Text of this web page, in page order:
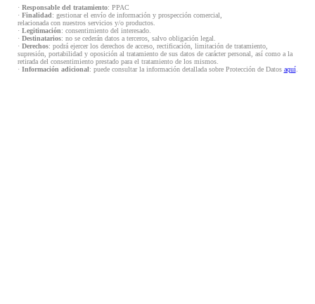
· Responsable del tratamiento: PPAC
· Finalidad: gestionar el envío de información y prospección comercial,
relacionada con nuestros servicios y/o productos.
· Legitimación: consentimiento del interesado.
· Destinatarios: no se cederán datos a terceros, salvo obligación legal.
· Derechos: podrá ejercer los derechos de acceso, rectificación, limitación de tratamiento,
supresión, portabilidad y oposición al tratamiento de sus datos de carácter personal, así como a la
retirada del consentimiento prestado para el tratamiento de los mismos.
· Información adicional: puede consultar la información detallada sobre Protección de Datos aquí.